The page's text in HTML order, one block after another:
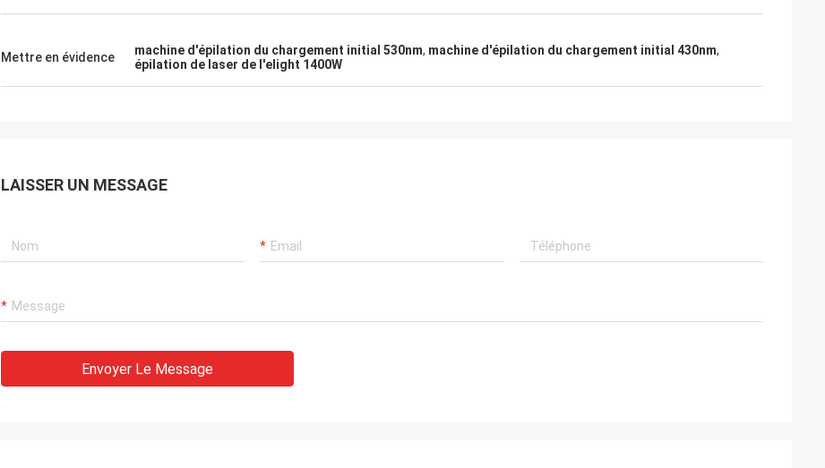
Mettre en évidence machine d'épilation du chargement initial 530nm, machine d'épilation du chargement initial 430nm,
épilation de laser de l'elight 1400W
LAISSER UN MESSAGE
Envoyer Le Message